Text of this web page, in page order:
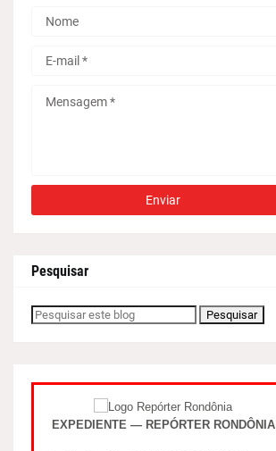
Pesquisar
EXPEDIENTE — REPÓRTER RONDÔNIA